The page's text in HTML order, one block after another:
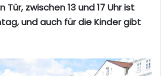
zwischen 13 und 17 Uhr ist
und auch für die Kinder gibt